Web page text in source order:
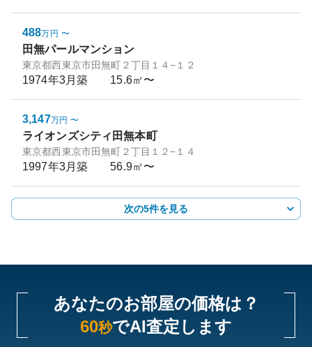
488万円 〜
田無パールマンション
東京都西東京市田無町２丁目１４−１２
1974年3月築 15.6㎡〜
3,147万円 〜
ライオンズシティ田無本町
東京都西東京市田無町２丁目１２−１４
1997年3月築 56.9㎡〜
次の5件を見る
あなたのお部屋の価格は？
60秒でAI査定します